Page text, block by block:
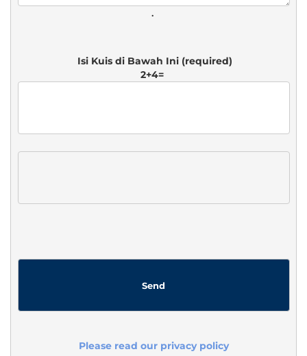
.
2+4=
Please read our privacy policy